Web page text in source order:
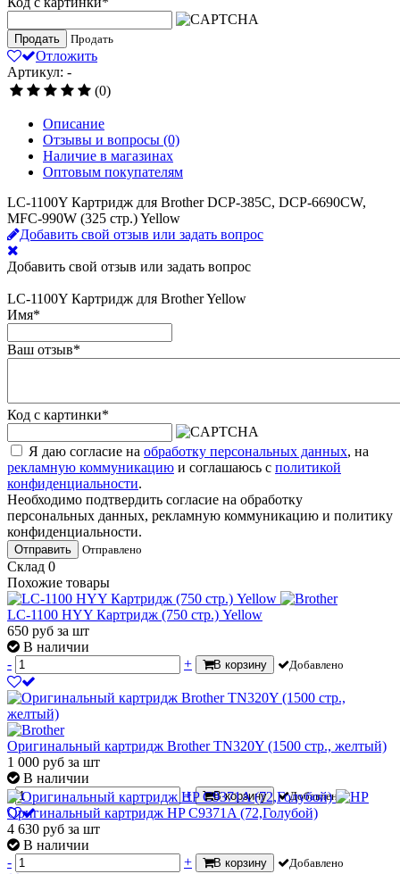
Продать Продать
Отложить
Артикул: -
(0)
Описание
Отзывы и вопросы (0)
Наличие в магазинах
Оптовым покупателям
LC-1100Y Картридж для Brother DCP-385C, DCP-6690CW,
MFC-990W (325 стр.) Yellow
Добавить свой отзыв или задать вопрос
Добавить свой отзыв или задать вопрос
LC-1100Y Картридж для Brother Yellow
Имя*
Ваш отзыв*
Код с картинки*
Я даю согласие на обработку персональных данных, на
рекламную коммуникацию и соглашаюсь с политикой
конфиденциальности.
Необходимо подтвердить согласие на обработку
персональных данных, рекламную коммуникацию и политику
конфиденциальности.
Отправить Отправлено
Склад 0
Похожие товары
LC-1100 HYY Картридж (750 стр.) Yellow
650 руб за шт
В наличии
-
+ В корзину Добавлено
Оригинальный картридж Brother TN320Y (1500 стр., желтый)
1 000 руб за шт
В наличии
-
+ В корзину Добавлено
Оригинальный картридж HP C9371A (72,Голубой)
4 630 руб за шт
В наличии
-
+ В корзину Добавлено